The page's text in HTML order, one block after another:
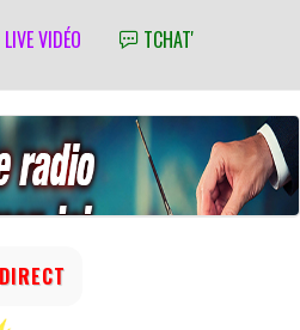
LIVE VIDÉO TCHAT'